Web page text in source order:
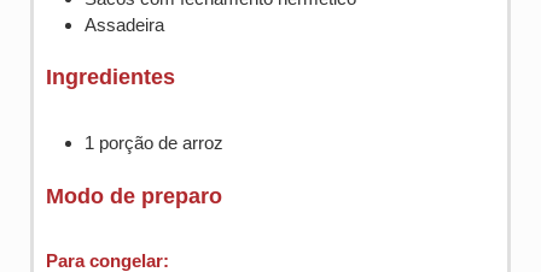
Assadeira
Ingredientes
1 porção de arroz
Modo de preparo
Para congelar: